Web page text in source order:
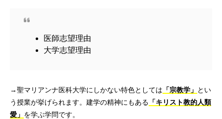
医師志望理由
大学志望理由
→聖マリアンナ医科大学にしかない特色としては 「宗教学」 とい
う授業が挙げられます。建学の精神にもある 「キリスト教的人類
愛」 を学ぶ学問です。